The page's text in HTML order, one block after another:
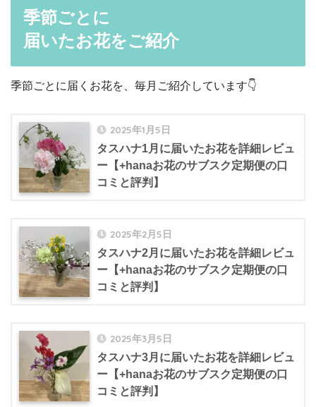
季節ごとに
届いたお花をご紹介
季節ごとに届くお花を、毎月ご紹介しています👇
2025年1月5日
タスハナ1月に届いたお花を詳細レビュ
ー【+hanaお花のサブスク定期便の口
コミと評判】
2025年2月5日
タスハナ2月に届いたお花を詳細レビュ
ー【+hanaお花のサブスク定期便の口
コミと評判】
2025年3月5日
タスハナ3月に届いたお花を詳細レビュ
ー【+hanaお花のサブスク定期便の口
コミと評判】